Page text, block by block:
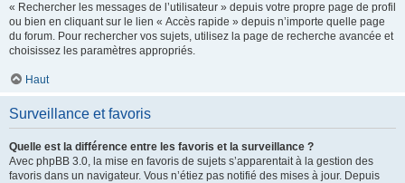
« Rechercher les messages de l’utilisateur » depuis votre propre page de profil
ou bien en cliquant sur le lien « Accès rapide » depuis n’importe quelle page
du forum. Pour rechercher vos sujets, utilisez la page de recherche avancée et
choisissez les paramètres appropriés.
Haut
Surveillance et favoris
Quelle est la différence entre les favoris et la surveillance ?
Avec phpBB 3.0, la mise en favoris de sujets s’apparentait à la gestion des
favoris dans un navigateur. Vous n’étiez pas notifié des mises à jour. Depuis